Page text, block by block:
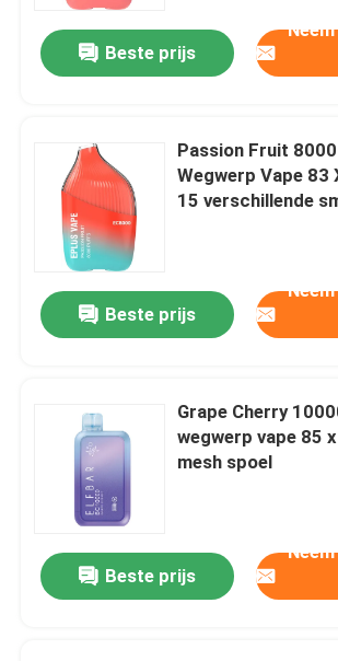
Producten
Videos
Over ons
Beste prijs
Passion Fruit
Wegwerp Vape 83
15 verschillende
Beste prijs
Grape Cherry
wegwerp vape 85
mesh spoel
Beste prijs